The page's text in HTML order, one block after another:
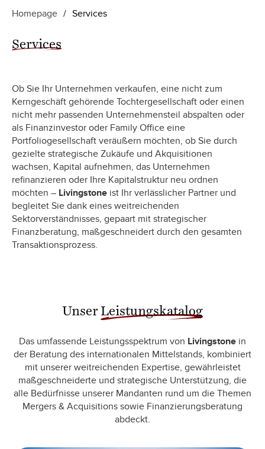
Homepage / Services
Services
Ob Sie Ihr Unternehmen verkaufen, eine nicht zum
Kerngeschäft gehörende Tochtergesellschaft oder einen
nicht mehr passenden Unternehmensteil abspalten oder
als Finanzinvestor oder Family Office eine
Portfoliogesellschaft veräußern möchten, ob Sie durch
gezielte strategische Zukäufe und Akquisitionen
wachsen, Kapital aufnehmen, das Unternehmen
refinanzieren oder Ihre Kapitalstruktur neu ordnen
möchten – Livingstone ist Ihr verlässlicher Partner und
begleitet Sie dank eines weitreichenden
Sektorverständnisses, gepaart mit strategischer
Finanzberatung, maßgeschneidert durch den gesamten
Transaktionsprozess.
Unser Leistungskatalog
Das umfassende Leistungsspektrum von Livingstone in
der Beratung des internationalen Mittelstands, kombiniert
mit unserer weitreichenden Expertise, gewährleistet
maßgeschneiderte und strategische Unterstützung, die
alle Bedürfnisse unserer Mandanten rund um die Themen
Mergers & Acquisitions sowie Finanzierungsberatung
abdeckt.